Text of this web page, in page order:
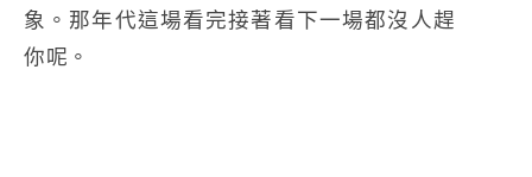
象。那年代這場看完接著看下一場都沒人趕
你呢。